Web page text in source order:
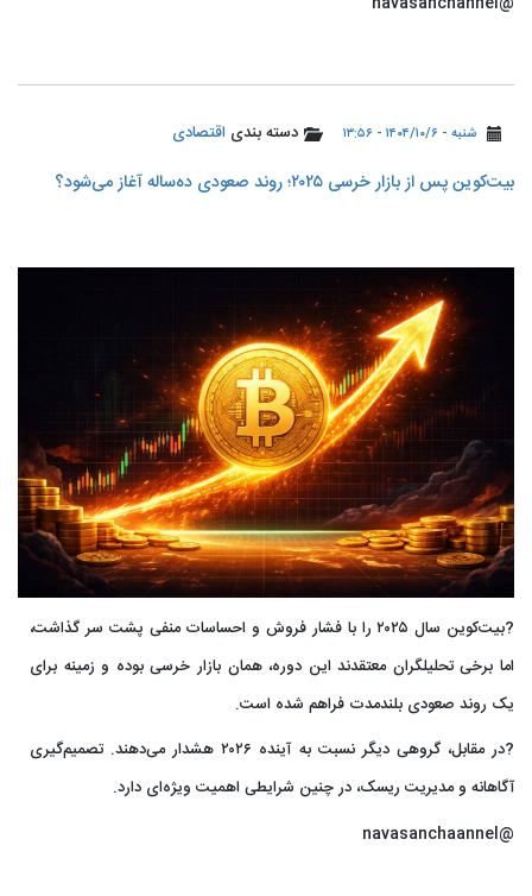
شنبه - ۱۴۰۴/۱۰/۶ - ۱۳:۵۶ دسته بندی اقتصادی
بیت‌کوین پس از بازار خرسی ۲۰۲۵؛ روند صعودی ده‌ساله آغاز می‌شود؟
?بیت‌کوین سال ۲۰۲۵ را با فشار فروش و احساسات منفی پشت سر گذاشت،
اما برخی تحلیلگران معتقدند این دوره، همان بازار خرسی بوده و زمینه برای
یک روند صعودی بلندمدت فراهم شده است.
?در مقابل، گروهی دیگر نسبت به آینده ۲۰۲۶ هشدار می‌دهند. تصمیم‌گیری
آگاهانه و مدیریت ریسک، در چنین شرایطی اهمیت ویژه‌ای دارد.
@navasanchaannel